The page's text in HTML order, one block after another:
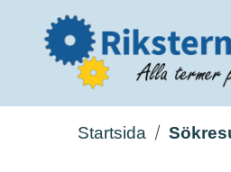
Startsida